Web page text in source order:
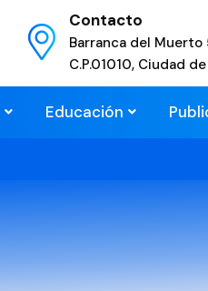
Contacto
Barranca del Muerto
C.P.01010, Ciudad
Educación